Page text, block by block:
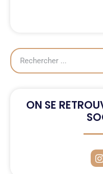
ON SE